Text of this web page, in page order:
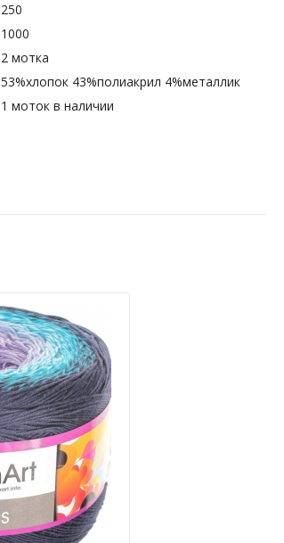
250
1000
2 мотка
53%хлопок 43%полиакрил 4%металлик
1 моток в наличии